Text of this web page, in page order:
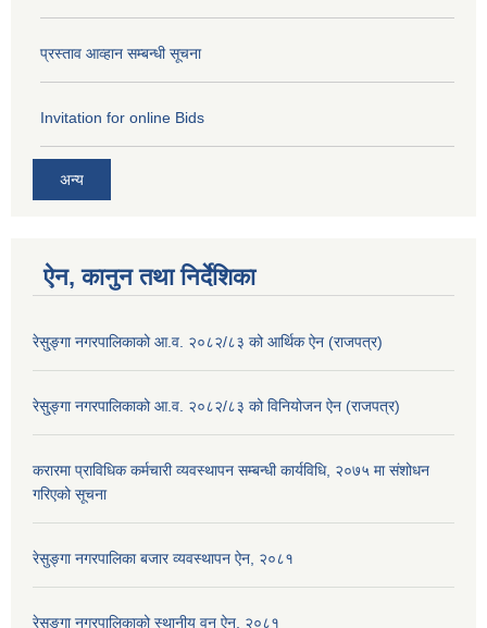
प्रस्ताव आव्हान सम्बन्धी सूचना
Invitation for online Bids
अन्य
ऐन, कानुन तथा निर्देशिका
रेसु्ङ्गा नगरपालिकाको आ.व. २०८२/८३ को आर्थिक ऐन (राजपत्र)
रेसु्ङ्गा नगरपालिकाको आ.व. २०८२/८३ को विनियोजन ऐन (राजपत्र)
करारमा प्राविधिक कर्मचारी व्यवस्थापन सम्बन्धी कार्यविधि, २०७५ मा संशोधन
गरिएको सूचना
रेसुङ्गा नगरपालिका बजार व्यवस्थापन ऐन, २०८१
रेसुङ्गा नगरपालिकाको स्थानीय वन ऐन, २०८१